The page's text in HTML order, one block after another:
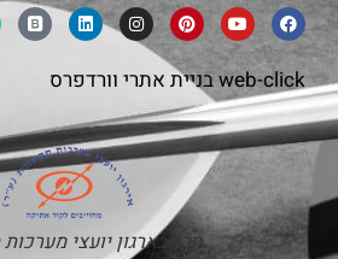
web-clickבניית אתרי וורדפרס
חבר בארגון יועצי